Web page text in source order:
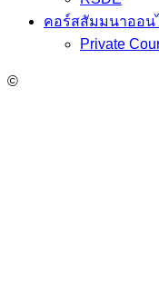
คอร์สสัมมนาออน
Private
©